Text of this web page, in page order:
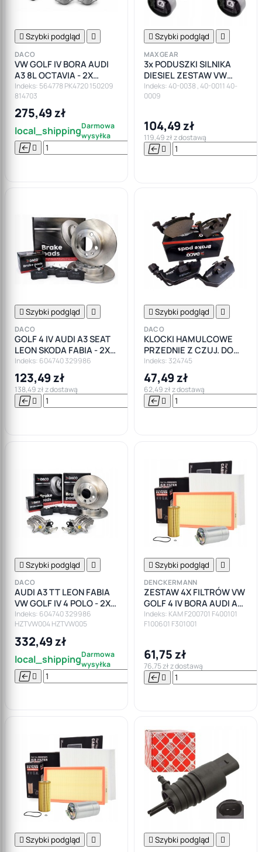
 Szybki podgląd 
DACO
VW GOLF IV BORA AUDI
A3 8L OCTAVIA - 2X
AMORTYZATORY
SPRĘŻYNY TYŁ
PODUSZKI
Indeks: 564778 PK4720 150209
814703
275,49 zł
local_shippingDarmowa
wysyłka
  

 Szybki podgląd 
MAXGEAR
3x PODUSZKI SILNIKA
DIESIEL ZESTAW VW
TOURAN GOLF V VI AUDI
A3 SEAT LEON
Indeks: 40-0038 , 40-0011 40-
0009
104,49 zł
119,49 zł z dostawą
 
 Szybki podgląd 
DACO
GOLF 4 IV AUDI A3 SEAT
LEON SKODA FABIA - 2X
TARCZE HAMULCOWE
KLOCKI TYŁ
Indeks: 604740 329986
123,49 zł
138,49 zł z dostawą
  

 Szybki podgląd 
DACO
KLOCKI HAMULCOWE
PRZEDNIE Z CZUJ. DO
VW BORA GOLF 4 IV POLO
AUDI A3 LEON
Indeks: 324745
47,49 zł
62,49 zł z dostawą
 
 Szybki podgląd 
DACO
AUDI A3 TT LEON FABIA
VW GOLF IV 4 POLO - 2X
ZACISKI TARCZE KLOCKI
TYŁ
Indeks: 604740 329986
HZTVW004 HZTVW005
332,49 zł
local_shippingDarmowa
wysyłka
  

 Szybki podgląd 
DENCKERMANN
ZESTAW 4X FILTRÓW VW
GOLF 4 IV BORA AUDI A3
SEAT LEON 1.9TDI
Indeks: KAM F200701 F400101
F100601 F301001
61,75 zł
76,75 zł z dostawą
 
 Szybki podgląd   Szybki podgląd 